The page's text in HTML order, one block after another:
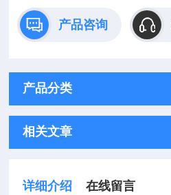
产品咨询
产品分类
相关文章
详细介绍 在线留言